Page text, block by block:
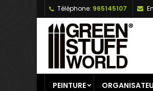
Téléphone: 965145107
PEINTURE